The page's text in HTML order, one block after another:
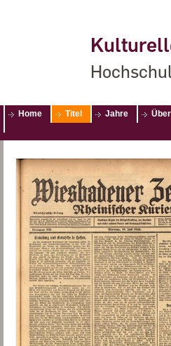
Home Titel Jahre